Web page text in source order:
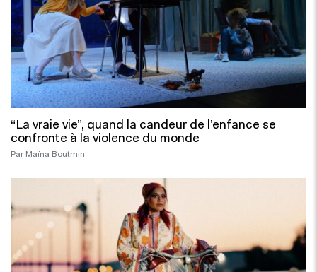
“La vraie vie”, quand la candeur de l’enfance se
confronte à la violence du monde
Par Maïna Boutmin